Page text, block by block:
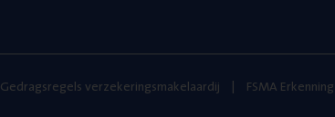
Gedragsregels verzekeringsmakelaardij FSMA Erkenning